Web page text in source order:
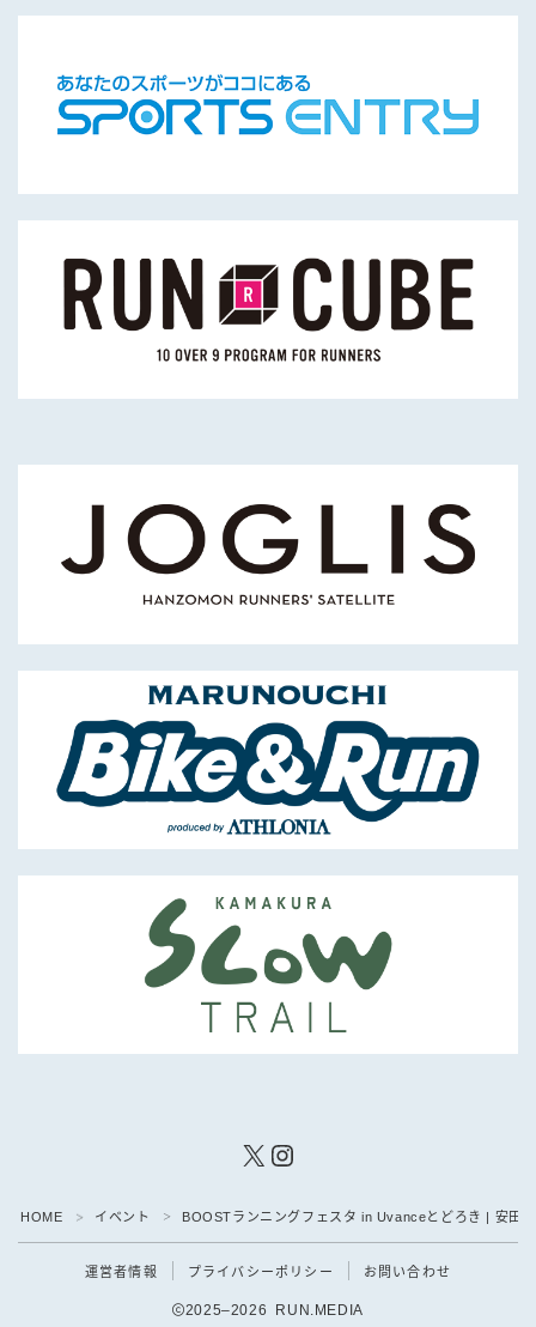
X Instagram
HOME ＞ イベント ＞ BOOSTランニングフェスタ in Uvanceとどろき | 安田
運営者情報 プライバシーポリシー お問い合わせ
2025–2026 RUN.MEDIA